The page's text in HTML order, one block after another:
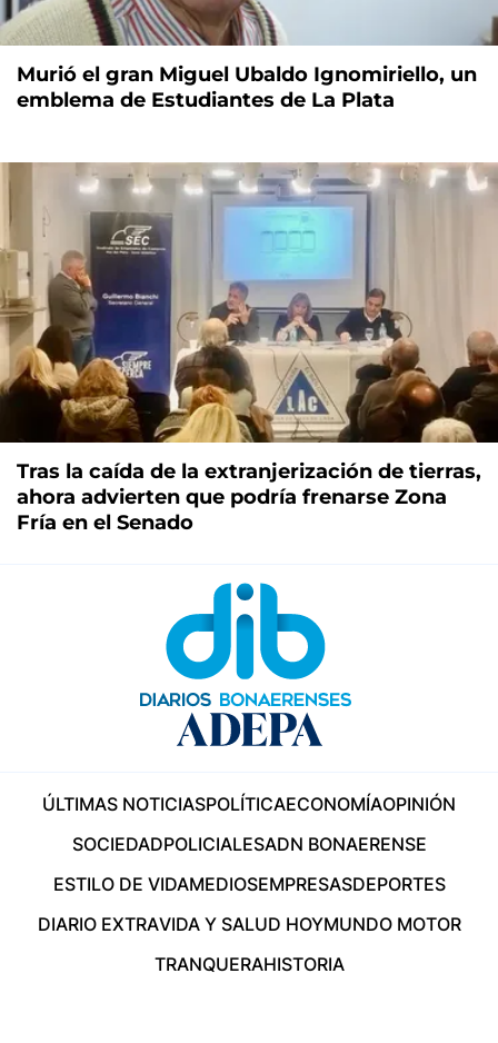
Murió el gran Miguel Ubaldo Ignomiriello, un
emblema de Estudiantes de La Plata
Tras la caída de la extranjerización de tierras,
ahora advierten que podría frenarse Zona
Fría en el Senado
ÚLTIMAS NOTICIASPOLÍTICAECONOMÍAOPINIÓN
SOCIEDADPOLICIALESADN BONAERENSE
ESTILO DE VIDAMEDIOSEMPRESASDEPORTES
DIARIO EXTRAVIDA Y SALUD HOYMUNDO MOTOR
TRANQUERAHISTORIA